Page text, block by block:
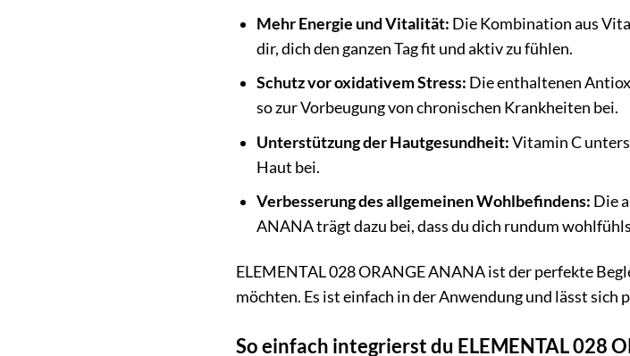
Mehr Energie und Vitalität: Die Kombination aus
dir, dich den ganzen Tag fit und aktiv zu fühlen.
Schutz vor oxidativem Stress: Die enthaltenen
so zur Vorbeugung von chronischen Krankheiten bei.
Unterstützung der Hautgesundheit:Vitamin C
Haut bei.
Verbesserung des allgemeinen Wohlbefindens: Die
ANANA trägt dazu bei, dass du dich rundum
ELEMENTAL 028 ORANGE ANANA ist der perfekte
möchten. Es ist einfach in der Anwendung und lässt
So einfach integrierst du ELEMENTAL 028